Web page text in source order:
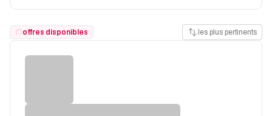
offres disponibles les plus pertinents